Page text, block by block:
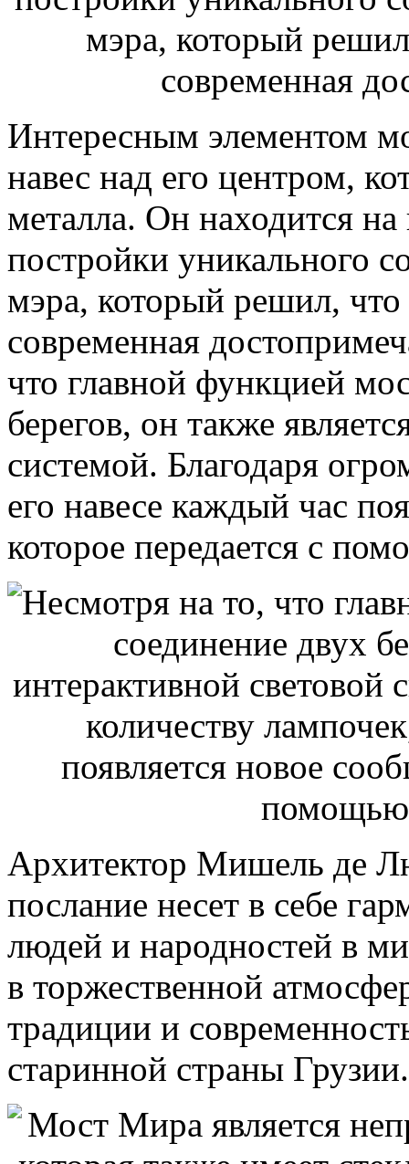
Интересным элементом
навес над его центром,
металла. Он находится
постройки уникального
мэра, который решил,
современная
что главной функцией
берегов, он также
системой. Благодаря
его навесе каждый час
которое передается с
Архитектор Мишель де
послание несет в себе
людей и народностей в
в торжественной
традиции и
старинной страны Грузии.